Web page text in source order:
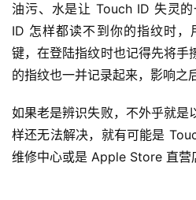
油污、水是让 Touch ID 失灵
ID 怎样都读不到你的指纹时，
键，在登陆指纹时也记得先将手
的指纹也一并记录起来，影响之
如果老是辨识失败，不外乎就是
样还无法解决，就有可能是
维修中心或是 Apple Store 直营